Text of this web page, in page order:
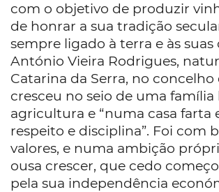
com o objetivo de produzir
de honrar a sua tradição
sempre ligado à terra e às suas
António Vieira Rodrigues,
Catarina da Serra, no concelho
cresceu no seio de uma família
agricultura e “numa casa farta
respeito e disciplina”. Foi com
valores, e numa ambição
ousa crescer, que cedo
pela sua independência